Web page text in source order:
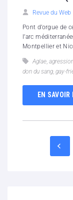
Revue du Web
Pont d’orgue de
l’arc
Montpellier et
Aglae
don du sang gay-
EN SAVOIR